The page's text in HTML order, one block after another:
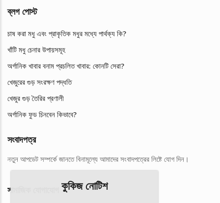
ব্লগ পোস্ট
চাষ করা মধু এবং প্রাকৃতিক মধুর মধ্যে পার্থক্য কি?
খাঁটি মধু চেনার উপায়সমূহ
অর্গানিক খাবার বনাম প্রচলিত খাবার: কোনটি সেরা?
খেজুরের গুড় সংরক্ষণ পদ্ধতি
খেজুর গুড় তৈরির প্রণালী
অর্গানিক ফুড চিনবেন কিভাবে?
সংবাদপত্র
নতুন আপডেট সম্পর্কে জানতে বিনামূল্যে আমাদের সংবাদপত্রের লিষ্টে যোগ দিন।
সামাজিক যোগাযোগ কুকিজ নোটিশ